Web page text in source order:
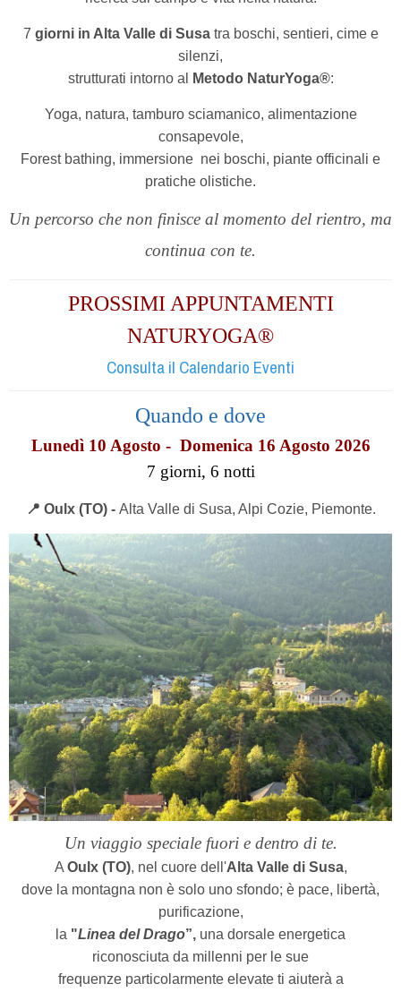
7 giorni in Alta Valle di Susatra boschi, sentieri, cime e
silenzi,
strutturati intorno al
Metodo NaturYoga®:
Yoga, natura, tamburo sciamanico, alimentazione
consapevole,
Forest bathing, immersione nei boschi, piante officinali e
pratiche olistiche.
Un percorso che non finisce al momento del rientro, ma
continua con te.
PROSSIMI APPUNTAMENTI
NATURYOGA®
Consulta il Calendario Eventi
Quando e dove
Lunedì 10 Agosto - Domenica 16 Agosto 2026
7 giorni, 6 notti
📍 Oulx (TO) - Alta Valle di Susa, Alpi Cozie, Piemonte.
Un viaggio speciale fuori e dentro di te.
A Oulx (TO), nel cuore dell'Alta Valle di Susa,
dove la montagna non è solo uno sfondo; è pace, libertà,
purificazione,
la "Linea del Drago”, una dorsale energetica
riconosciuta da millenni per le sue
frequenze particolarmente elevate ti aiuterà a